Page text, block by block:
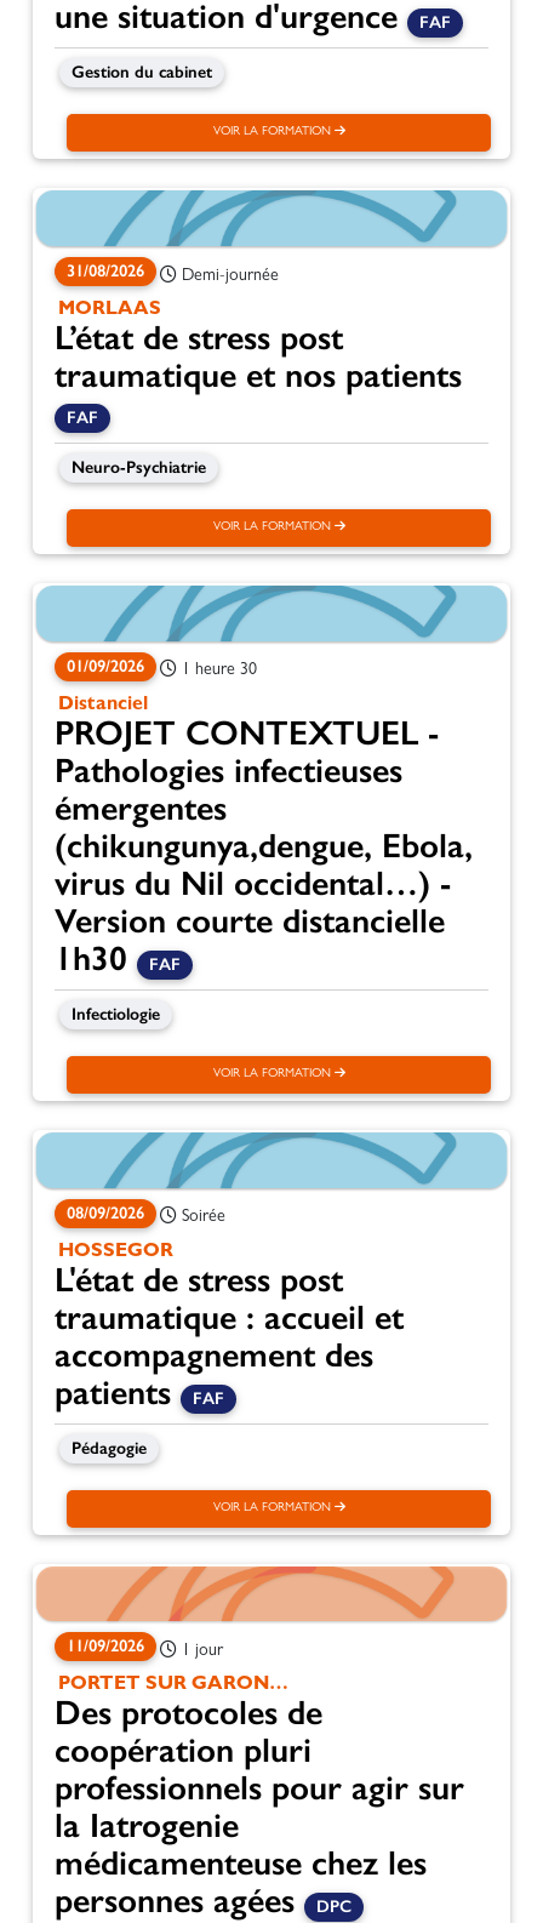
une situation d'urgence FAF
Gestion du cabinet
VOIR LA FORMATION
31/08/2026 Demi-journée
MORLAAS
L’état de stress post
traumatique et nos patients
FAF
Neuro-Psychiatrie
VOIR LA FORMATION
01/09/2026 1 heure 30
Distanciel
PROJET CONTEXTUEL -
Pathologies infectieuses
émergentes
(chikungunya,dengue, Ebola,
virus du Nil occidental…) -
Version courte distancielle
1h30
FAF
Infectiologie
VOIR LA FORMATION
08/09/2026 Soirée
HOSSEGOR
L'état de stress post
traumatique : accueil et
accompagnement des
patients
FAF
Pédagogie
VOIR LA FORMATION
11/09/2026 1 jour
PORTET SUR GARONNE
Des protocoles de
coopération pluri
professionnels pour agir sur
la Iatrogenie
médicamenteuse chez les
personnes agées
DPC